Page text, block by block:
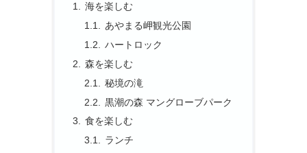
海を楽しむ
あやまる岬観光公園
ハートロック
森を楽しむ
秘境の滝
黒潮の森 マングローブパーク
食を楽しむ
ランチ